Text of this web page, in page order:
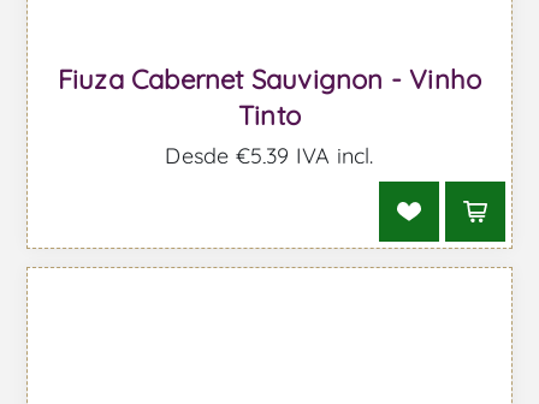
Fiuza Cabernet Sauvignon - Vinho
Tinto
Desde €5,39 IVA incl.